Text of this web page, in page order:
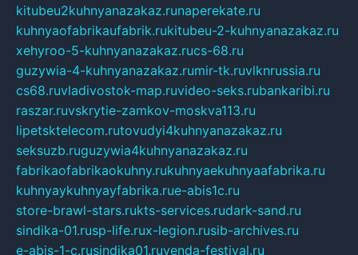
kitubeu2kuhnyanazakaz.runaperekate.ru
kuhnyaofabrikaufabrik.rukitubeu-2-kuhnyanazakaz.ru
xehyroo-5-kuhnyanazakaz.rucs-68.ru
guzywia-4-kuhnyanazakaz.rumir-tk.ruvlknrussia.ru
cs68.ruvladivostok-map.ruvideo-seks.rubankaribi.ru
raszar.ruvskrytie-zamkov-moskva113.ru
lipetsktelecom.rutovudyi4kuhnyanazakaz.ru
seksuzb.ruguzywia4kuhnyanazakaz.ru
fabrikaofabrikaokuhny.rukuhnyaekuhnyaafabrika.ru
kuhnyaykuhnyayfabrika.rue-abis1c.ru
store-brawl-stars.rukts-services.rudark-sand.ru
sindika-01.rusp-life.rux-legion.rusib-archives.ru
e-abis-1-c.rusindika01.ruvenda-festival.ru